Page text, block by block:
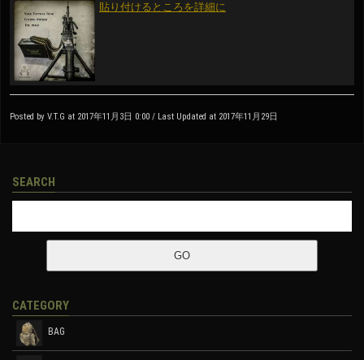
貼り付けるところを詳細に
Posted by V.T.G at 2017年11月3日 0:00 / Last Updated at 2017年11月29日
SEARCH
CATEGORY
BAG